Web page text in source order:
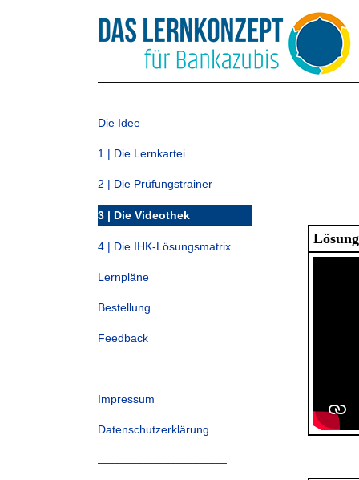
Die Idee
1 | Die Lernkartei
2 | Die Prüfungstrainer
3 | Die Videothek
4 | Die IHK-Lösungsmatrix
Lernpläne
Bestellung
Feedback
Impressum
Datenschutzerklärung